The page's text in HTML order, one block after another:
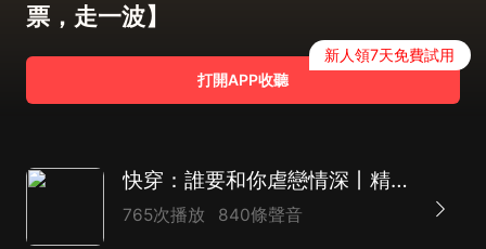
票，走一波】
打開APP收聽
新人領7天免費試用
快穿：誰要和你虐戀情深丨精品多播丨腦洞丨玄幻丨雙潔
765次播放 840條聲音